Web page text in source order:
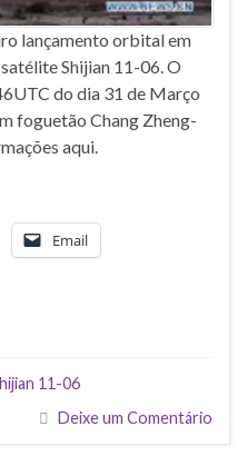
lançamento orbital em
Shijian 11-06. O
do dia 31 de Março
foguetão Chang Zheng-
aqui.
Email
11-06
Deixe um Comentário